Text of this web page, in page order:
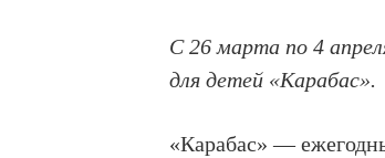
С 26 марта по 4
для детей «Карабас».
«Карабас» —